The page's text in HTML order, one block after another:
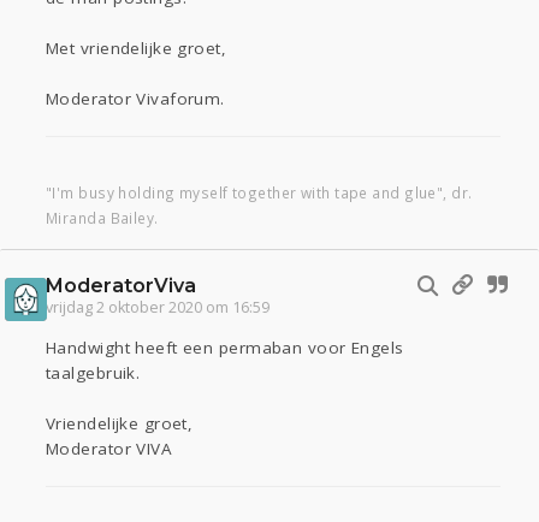
Met vriendelijke groet,
Moderator Vivaforum.
"I'm busy holding myself together with tape and glue", dr.
Miranda Bailey.
ModeratorViva
vrijdag 2 oktober 2020 om 16:59
Handwight heeft een permaban voor Engels
taalgebruik.
Vriendelijke groet,
Moderator VIVA